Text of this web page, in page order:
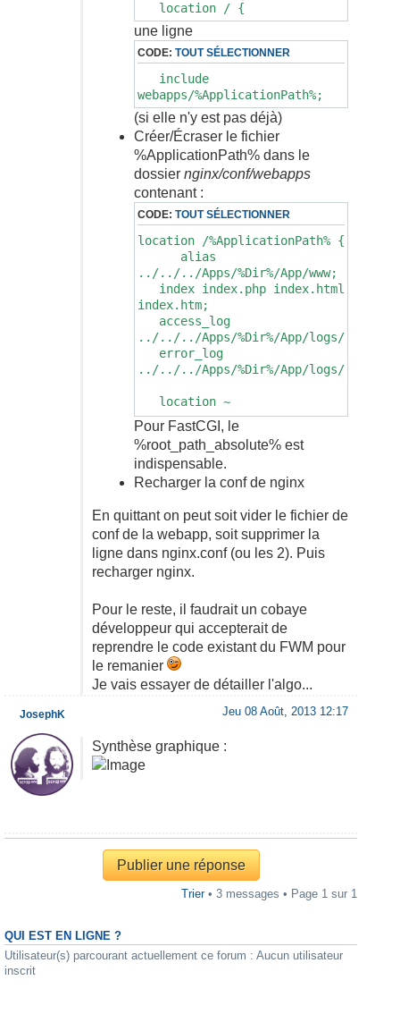
location / {
une ligne
CODE: TOUT SÉLECTIONNER
include
webapps/%ApplicationPath%;
(si elle n'y est pas déjà)
Créer/Écraser le fichier
%ApplicationPath% dans le
dossier nginx/conf/webapps
contenant :
CODE: TOUT SÉLECTIONNER
location /%ApplicationPath% {
alias
../../../Apps/%Dir%/App/www;
index index.php index.html
index.htm;
access_log
../../../Apps/%Dir%/App/logs/
error_log
../../../Apps/%Dir%/App/logs/
location ~
/%ApplicationPath%/(.*\.php)$
try_files $uri =404;
fastcgi_param
SCRIPT_FILENAME
fastcgi_pass
127.0.0.1:9000;
fastcgi_index
index.php;
include fastcgi_params;
}
Pour FastCGI, le
%root_path_absolute% est
indispensable.
Recharger la conf de nginx
En quittant on peut soit vider le fichier de
conf de la webapp, soit supprimer la
ligne dans nginx.conf (ou les 2). Puis
recharger nginx.
Pour le reste, il faudrait un cobaye
développeur qui accepterait de
reprendre le code existant du FWM pour
le remanier
Je vais essayer de détailler l'algo...
Jeu 08 Août, 2013 12:17
Synthèse graphique :
JosephK
Publier une réponse
Trier• 3 messages • Page 1 sur 1
QUI EST EN LIGNE ?
Utilisateur(s) parcourant actuellement ce forum : Aucun utilisateur
inscrit